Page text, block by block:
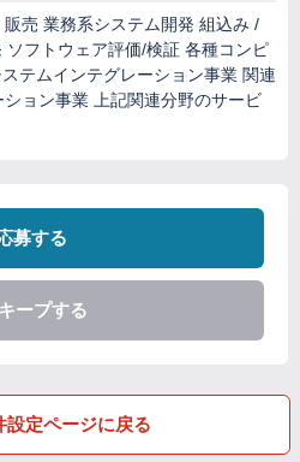
売 業務系システム開発 組込み /
フトウェア評価/検証 各種コンピ
テムインテグレーション事業 関連
ョン事業 上記関連分野のサービ
募する
キープする
設定ページに戻る